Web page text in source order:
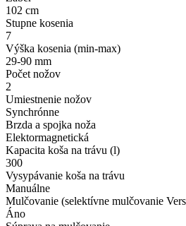
102 cm
Stupne kosenia
7
Výška kosenia (min-max)
29-90 mm
Počet nožov
2
Umiestnenie nožov
Synchrónne
Brzda a spojka noža
Elektormagnetická
Kapacita koša na trávu (l)
300
Vysypávanie koša na trávu
Manuálne
Mulčovanie (selektívne mulčovanie
Áno